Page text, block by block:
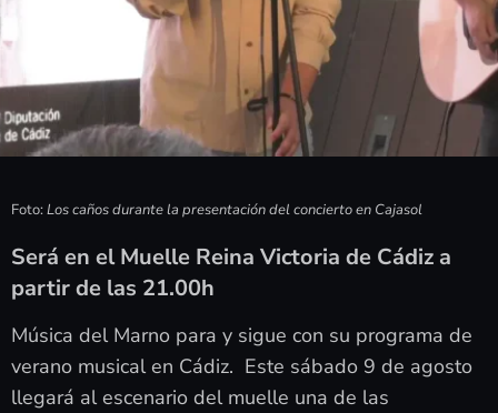
Foto:Los caños durante la presentación del concierto en Cajasol
Será en el Muelle Reina Victoria de Cádiz a
partir de las 21.00h
Música del Marno para y sigue con su programa de
verano musical en Cádiz. Este sábado 9 de agosto
llegará al escenario del muelle una de las